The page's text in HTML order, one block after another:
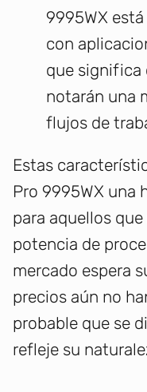
9995WX
con
que significa
notarán una
flujos de
Estas
Pro 9995WX una
para aquellos
potencia de
mercado espera
precios aún no
probable que se
refleje su